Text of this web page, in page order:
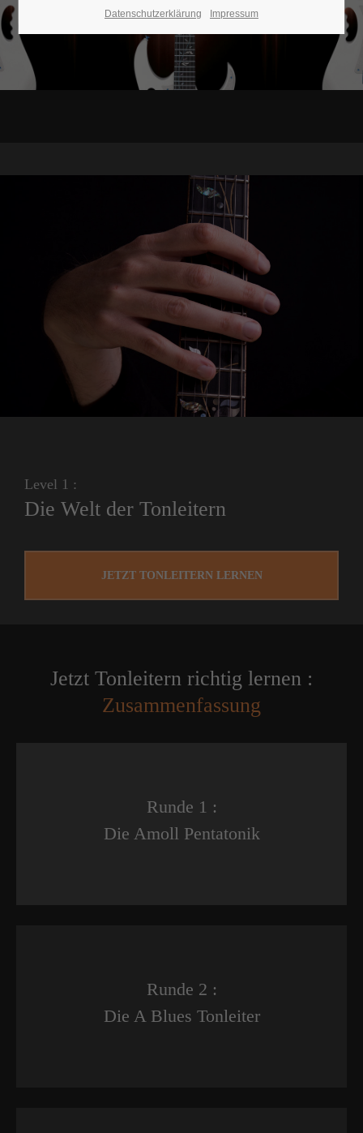
Level 1 :
Die Welt der Tonleitern
JETZT TONLEITERN LERNEN
Jetzt Tonleitern richtig lernen :
Zusammenfassung
Runde 1 :
Die Amoll Pentatonik
Runde 2 :
Die A Blues Tonleiter
Datenschutzerklärung Impressum